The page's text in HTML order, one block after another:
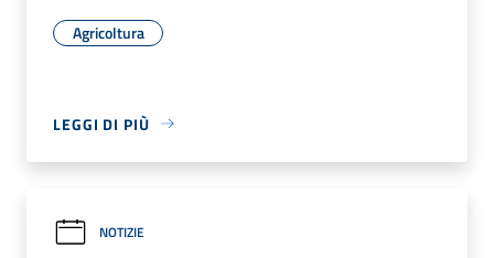
Agricoltura
LEGGI DI PIÙ
NOTIZIE